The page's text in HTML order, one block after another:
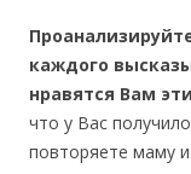
каждого
нравятся Вам
что у Вас
повторяете маму